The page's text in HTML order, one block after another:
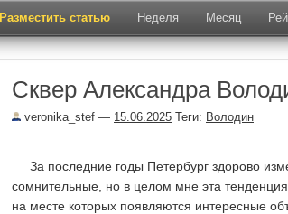
Разместить статью Неделя Месяц
Сквер Александра
veronika_stef — 15.06.2025 Теги: Володин
За последние годы Петербург здорово
сомнительные, но в целом мне эта
на месте которых появляются интересные